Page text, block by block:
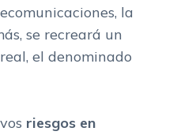
la
se recreará un
el denominado
riesgos en